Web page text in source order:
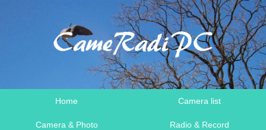
Home Camera list
Camera & Photo Radio & Record